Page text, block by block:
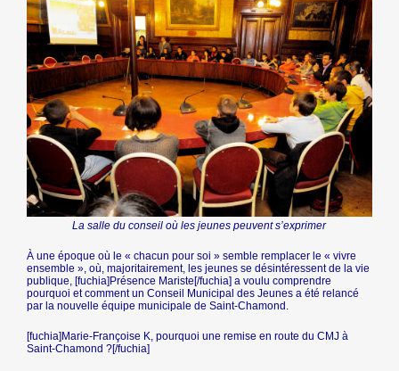
La salle du conseil où les jeunes peuvent s’exprimer
À une époque où le « chacun pour soi » semble remplacer le « vivre
ensemble », où, majoritairement, les jeunes se désintéressent de la vie
publique, [fuchia]Présence Mariste[/fuchia] a voulu comprendre
pourquoi et comment un Conseil Municipal des Jeunes a été relancé
par la nouvelle équipe municipale de Saint-Chamond.
[fuchia]Marie-Françoise K, pourquoi une remise en route du CMJ à
Saint-Chamond ?[/fuchia]